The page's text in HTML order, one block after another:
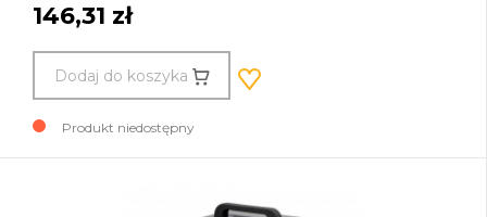
146,31 zł
Dodaj do koszyka
Produkt niedostępny